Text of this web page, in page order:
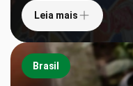
Leia mais
Brasil